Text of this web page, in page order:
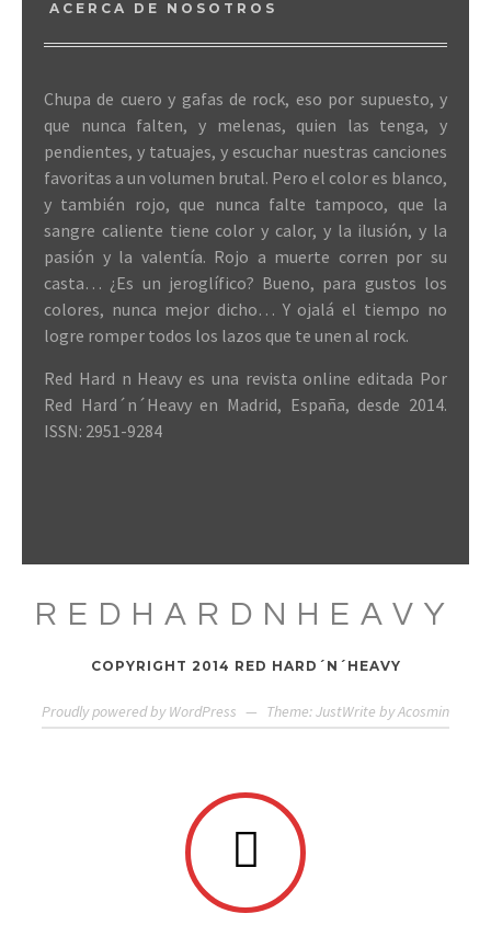
ACERCA DE NOSOTROS
Chupa de cuero y gafas de rock, eso por supuesto, y
que nunca falten, y melenas, quien las tenga, y
pendientes, y tatuajes, y escuchar nuestras canciones
favoritas a un volumen brutal. Pero el color es blanco,
y también rojo, que nunca falte tampoco, que la
sangre caliente tiene color y calor, y la ilusión, y la
pasión y la valentía. Rojo a muerte corren por su
casta… ¿Es un jeroglífico? Bueno, para gustos los
colores, nunca mejor dicho… Y ojalá el tiempo no
logre romper todos los lazos que te unen al rock.
Red Hard n Heavy es una revista online editada Por
Red Hard´n´Heavy en Madrid, España, desde 2014.
ISSN: 2951-9284
REDHARDNHEAVY
COPYRIGHT 2014 RED HARD´N´HEAVY
Proudly powered by WordPress — Theme: JustWrite byAcosmin